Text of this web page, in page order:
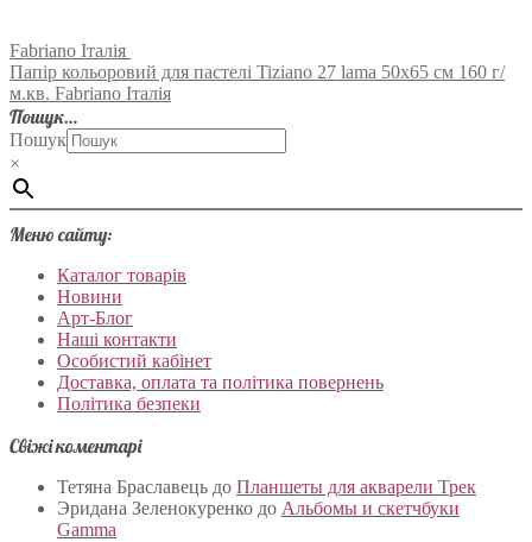
Fabriano Італія
Папір кольоровий для пастелі Tiziano 27 lama 50х65 см 160 г/
м.кв. Fabriano Італія
Пошук…
Пошук
×
Меню сайту:
Каталог товарів
Новини
Арт-Блог
Наші контакти
Особистий кабінет
Доставка, оплата та політика повернень
Політика безпеки
Свіжі коментарі
Тетяна Браславець до Планшеты для акварели Трек
Эридана Зеленокуренко до Альбомы и скетчбуки
Gamma